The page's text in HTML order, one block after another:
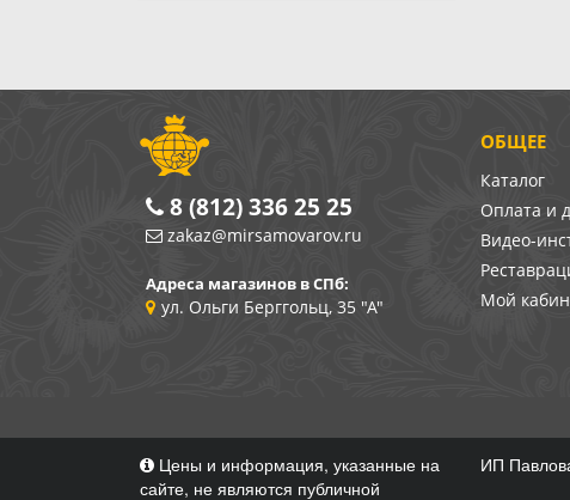
ОБЩЕЕ
Каталог
Оплата и
Видео-
Мой
8 (812) 336 25 25
zakaz@mirsamovarov.ru
Адреса магазинов в СПб:
ул. Ольги Берггольц, 35 "А"
Цены и информация, указанные на
сайте, не являются публичной
ИП